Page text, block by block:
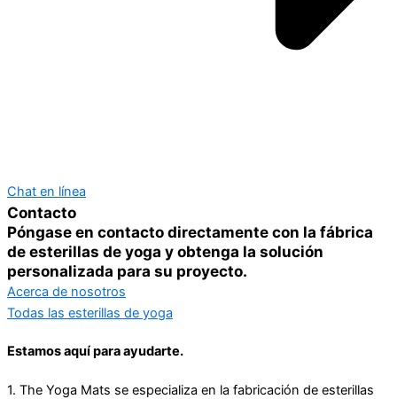
Chat en línea
Contacto
Póngase en contacto directamente con la fábrica
de esterillas de yoga y obtenga la solución
personalizada para su proyecto.
Acerca de nosotros
Todas las esterillas de yoga
Estamos aquí para ayudarte.
1. The Yoga Mats se especializa en la fabricación de esterillas